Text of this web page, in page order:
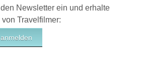
Newsletter ein und erhalte
Travelfilmer: